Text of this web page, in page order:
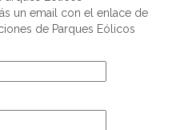
un email con el enlace de
de Parques Eólicos